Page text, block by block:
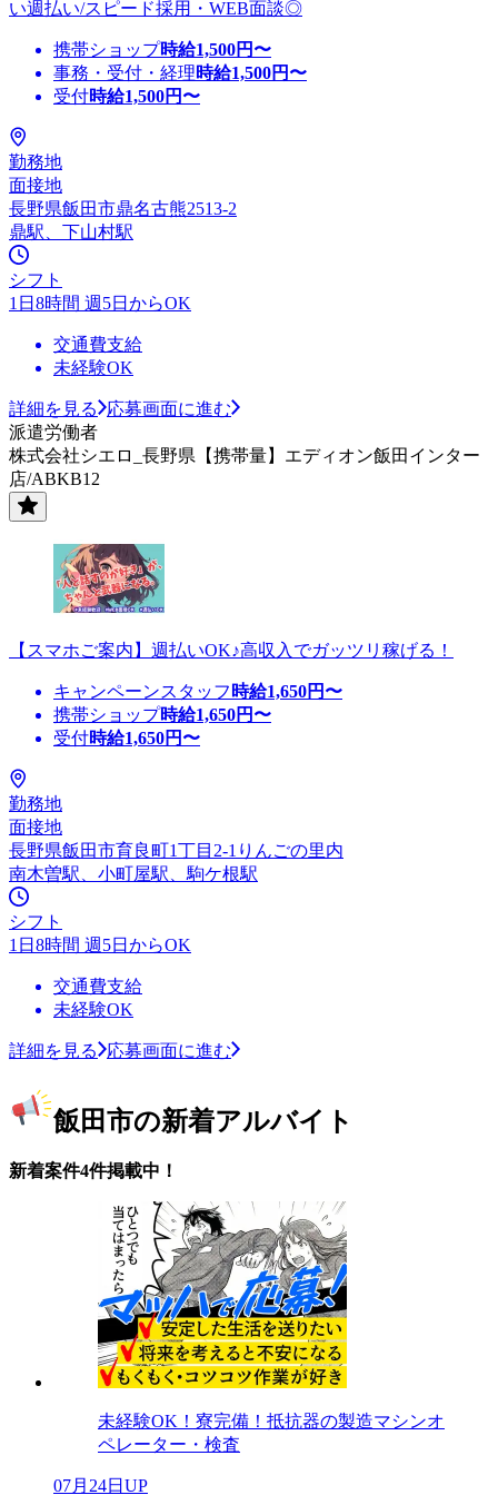
い週払い/スピード採用・WEB面談◎
携帯ショップ時給1,500円〜
事務・受付・経理時給1,500円〜
受付時給1,500円〜
勤務地
面接地
長野県飯田市鼎名古熊2513-2
鼎駅、下山村駅
シフト
1日8時間 週5日からOK
交通費支給
未経験OK
詳細を見る
応募画面に進む
派遣労働者
株式会社シエロ_長野県【携帯量】エディオン飯田インター
店/ABKB12
【スマホご案内】週払いOK♪高収入でガッツリ稼げる！
キャンペーンスタッフ 時給1,650円〜
携帯ショップ時給1,650円〜
受付時給1,650円〜
勤務地
面接地
長野県飯田市育良町1丁目2-1りんごの里内
南木曽駅、小町屋駅、駒ケ根駅
シフト
1日8時間 週5日からOK
交通費支給
未経験OK
詳細を見る 応募画面に進む
飯田市の新着アルバイト
新着案件4件掲載中！
未経験OK！寮完備！抵抗器の製造マシンオ
ペレーター・検査
07月24日UP